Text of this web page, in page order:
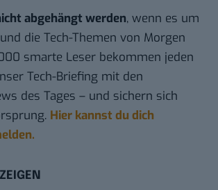
abgehängt werden, wenn es um
die Tech-Themen von Morgen
smarte Leser bekommen jeden
Tech-Briefing mit den
des Tages – und sichern sich
Hier kannst du dich